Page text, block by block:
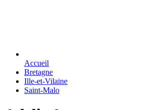
Accueil
Bretagne
Ille-et-Vilaine
Saint-Malo